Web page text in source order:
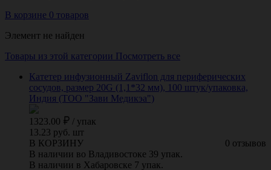
В корзине 0 товаров
Элемент не найден
Товары из этой категории Посмотреть все
Катетер инфузионный Zaviflon для периферических
сосудов, размер 20G (1,1*32 мм), 100 штук/упаковка,
Индия (ТОО "Зави Медикэа")
1323.00 / упак
13.23 руб. шт
0 отзывов
В КОРЗИНУ
В наличии во Владивостоке 39 упак.
В наличии в Хабаровске 7 упак.